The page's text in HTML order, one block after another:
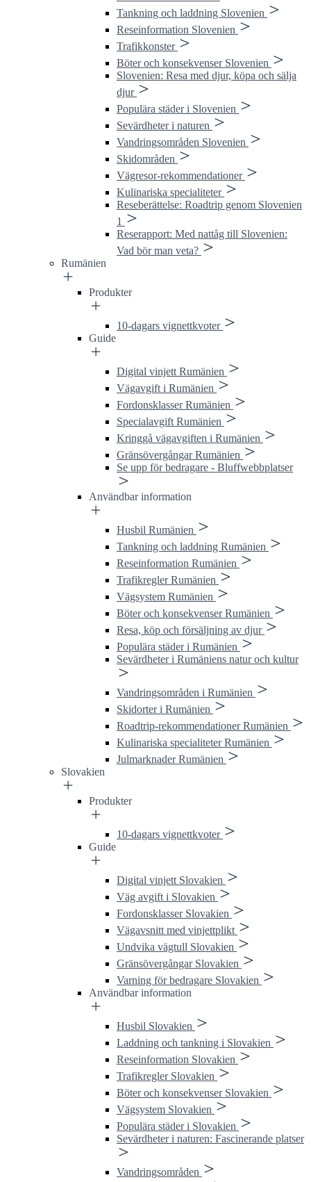
Tankning och laddning Slovenien
Reseinformation Slovenien
Trafikkonster
Böter och konsekvenser Slovenien
Slovenien: Resa med djur, köpa och sälja
djur
Populära städer i Slovenien
Sevärdheter i naturen
Vandringsområden Slovenien
Skidområden
Vägresor-rekommendationer
Kulinariska specialiteter
Reseberättelse: Roadtrip genom Slovenien
1
Reserapport: Med nattåg till Slovenien:
Vad bör man veta?
Rumänien
Produkter
10-dagars vignettkvoter
Guide
Digital vinjett Rumänien
Väg­avgift i Rumänien
Fordonsklasser Rumänien
Specialavgift Rumänien
Kringgå vägavgiften i Rumänien
Gränsövergångar Rumänien
Se upp för bedragare - Bluffwebbplatser
Användbar information
Husbil Rumänien
Tankning och laddning Rumänien
Reseinformation Rumänien
Trafikregler Rumänien
Vägsystem Rumänien
Böter och konsekvenser Rumänien
Resa, köp och försäljning av djur
Populära städer i Rumänien
Sevärdheter i Rumäniens natur och kultur
Vandringsområden i Rumänien
Skidorter i Rumänien
Roadtrip-rekommendationer Rumänien
Kulinariska specialiteter Rumänien
Julmarknader Rumänien
Slovakien
Produkter
10-dagars vignettkvoter
Guide
Digital vinjett Slovakien
Väg avgift i Slovakien
Fordonsklasser Slovakien
Vägavsnitt med vinjettplikt
Undvika vägtull Slovakien
Gränsövergångar Slovakien
Varning för bedragare Slovakien
Användbar information
Husbil Slovakien
Laddning och tankning i Slovakien
Reseinformation Slovakien
Trafikregler Slovakien
Böter och konsekvenser Slovakien
Vägsystem Slovakien
Populära städer i Slovakien
Sevärdheter i naturen: Fascinerande platser
Vandringsområden